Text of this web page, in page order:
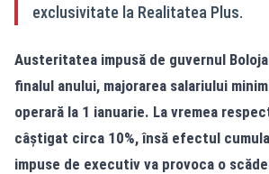
exclusivitate la Realitatea Plus.
Austeritatea impusă de guvernul
finalul anului, majorarea salariului
operară la 1 ianuarie. La vremea
câștigat circa 10%, însă efectul
impuse de executiv va provoca o